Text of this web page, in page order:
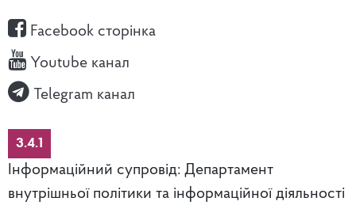
Facebook сторінка
Youtube канал
Telegram канал
3.4.1
Інформаційний супровід: Департамент
внутрішньої політики та інформаційної діяльності